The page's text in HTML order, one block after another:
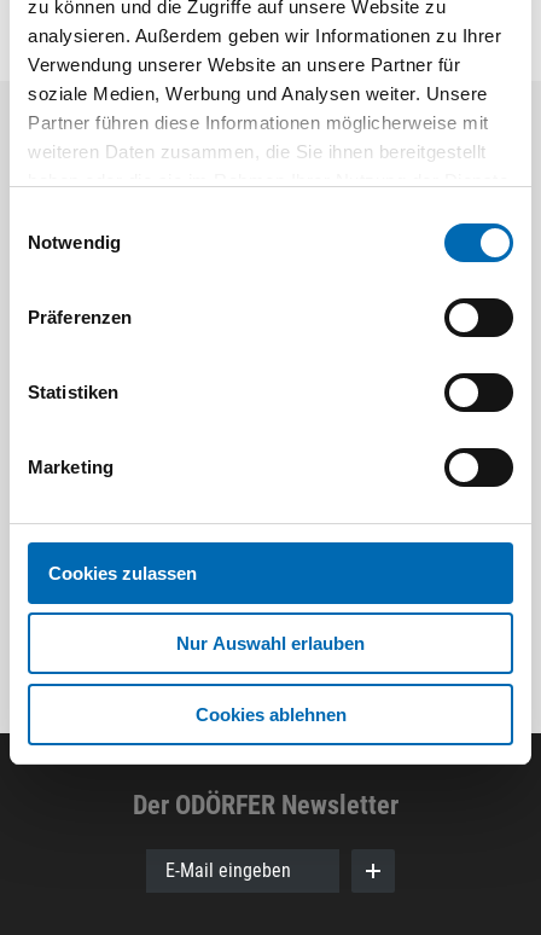
zu können und die Zugriffe auf unsere Website zu
analysieren. Außerdem geben wir Informationen zu Ihrer
Verwendung unserer Website an unsere Partner für
soziale Medien, Werbung und Analysen weiter. Unsere
Partner führen diese Informationen möglicherweise mit
weiteren Daten zusammen, die Sie ihnen bereitgestellt
Notwendig
Präferenzen
Statistiken
Marketing
Cookies zulassen
Nur Auswahl erlauben
Cookies ablehnen
Aktuelle Angebote
Bit-
Artikel-Nr.
Der ODÖRFER Newsletter
E-Mail eingeben